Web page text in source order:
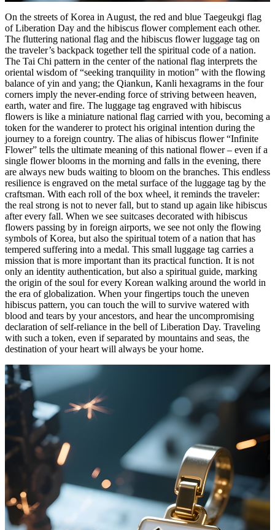
On the streets of Korea in August, the red and blue Taegeukgi flag
of Liberation Day and the hibiscus flower complement each other.
The fluttering national flag and the hibiscus flower luggage tag on
the traveler’s backpack together tell the spiritual code of a nation.
The Tai Chi pattern in the center of the national flag interprets the
oriental wisdom of “seeking tranquility in motion” with the flowing
balance of yin and yang; the Qiankun, Kanli hexagrams in the four
corners imply the never-ending force of striving between heaven,
earth, water and fire. The luggage tag engraved with hibiscus
flowers is like a miniature national flag carried with you, becoming a
token for the wanderer to protect his original intention during the
journey to a foreign country. The alias of hibiscus flower “Infinite
Flower” tells the ultimate meaning of this national flower – even if a
single flower blooms in the morning and falls in the evening, there
are always new buds waiting to bloom on the branches. This endless
resilience is engraved on the metal surface of the luggage tag by the
craftsman. With each roll of the box wheel, it reminds the traveler:
the real strong is not to never fall, but to stand up again like hibiscus
after every fall. When we see suitcases decorated with hibiscus
flowers passing by in foreign airports, we see not only the flowing
symbols of Korea, but also the spiritual totem of a nation that has
tempered suffering into a medal. This small luggage tag carries a
mission that is more important than its practical function. It is not
only an identity authentication, but also a spiritual guide, marking
the origin of the soul for every Korean walking around the world in
the era of globalization. When your fingertips touch the uneven
hibiscus pattern, you can touch the will to survive watered with
blood and tears by your ancestors, and hear the uncompromising
declaration of self-reliance in the bell of Liberation Day. Traveling
with such a token, even if separated by mountains and seas, the
destination of your heart will always be your home.